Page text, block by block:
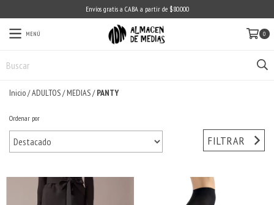
Envíos gratis a CABA a partir de $80.000
MENÚ 0
Inicio/ADULTOS/ MEDIAS/ PANTY
Ordenar por
FILTRAR